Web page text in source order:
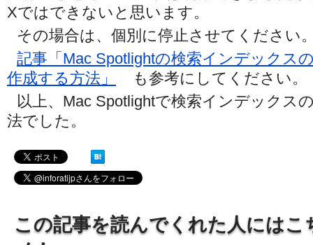
Xではできないと思います。
その場合は、個別に停止させてください
記事「Mac Spotlightの検索インデックス
作成する方法」
も参考にしてください。
以上、Mac Spotlightで検索インデックス
法でした。
この記事を読んでくれた人にはこ